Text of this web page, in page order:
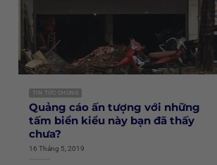
TIN TỨC CHUNG
Quảng cáo ấn tượng với những
tấm biển kiểu này bạn đã thấy
chưa?
16 Tháng 5, 2019